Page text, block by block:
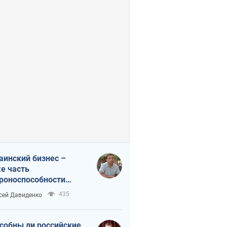
бизнес –
часть
Не отдавайте их
чужим
Давиденко 435